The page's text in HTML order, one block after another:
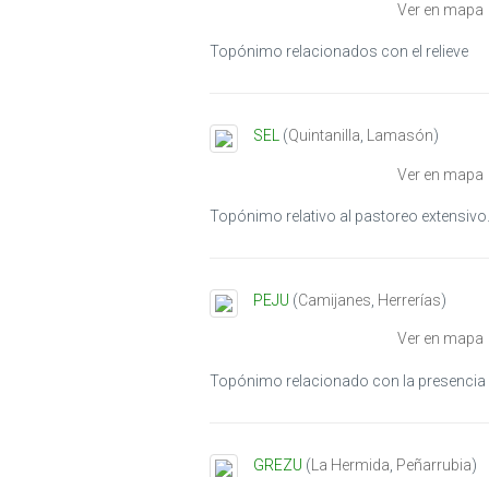
Ver en mapa
Topónimo relacionados con el relieve
SEL (Quintanilla, Lamasón)
Ver en mapa
Topónimo relativo al pastoreo extensivo.
PEJU (Camijanes Herrerías)
Ver en mapa
Topónimo relacionado con la presencia
GREZU (La Hermida Peñarrubia)